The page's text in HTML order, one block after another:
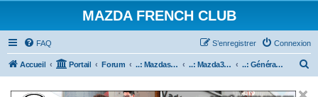
MAZDA FRENCH CLUB
FAQ Connexion
S’enregistrer
Accueil Portail Forum ..: Mazdaspeed & MPS :.. ..: Mazda3 MPS & Mazdaspeed 3 :.. ..: Général :..